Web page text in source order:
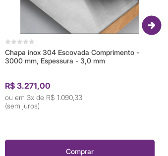
Chapa inox 304 Escovada Comprimento -
3000 mm, Espessura - 3,0 mm
R$ 3.271,00
3x de R$ 1.090,33
(sem juros)
Comprar